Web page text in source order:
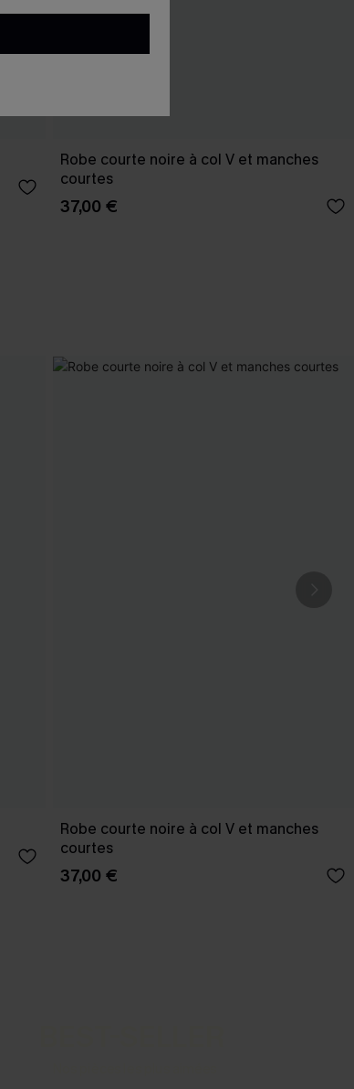
Robe courte noire à col V et manches
courtes
37,00 €
Robe courte noire à col V et manches
courtes
37,00 €